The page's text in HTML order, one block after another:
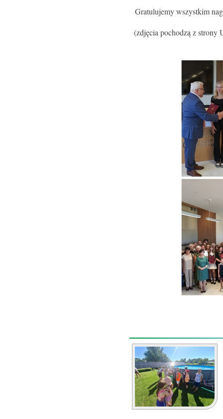
Gratulujemy wszystkim
(zdjęcia pochodzą z